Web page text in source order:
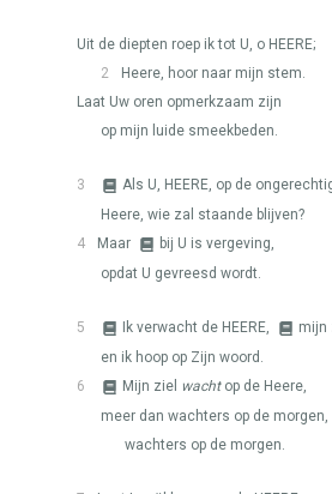
Uit de diepten roep ik tot U, o HEERE;
2
Heere, hoor naar mijn stem.
Laat Uw oren opmerkzaam zijn
op mijn luide smeekbeden.
3 Als U, HEERE, op de
Heere, wie zal staande blijven?
4
Maar
bij U is vergeving,
opdat U gevreesd wordt.
5 Ik verwacht de HEERE, mijn
en ik hoop op Zijn woord.
6
Mijn ziel wachtop de Heere,
meer dan wachters op de morgen,
wachters op de morgen.